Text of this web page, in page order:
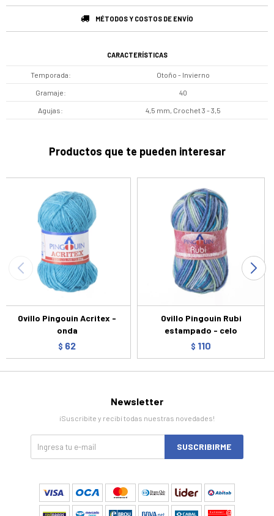
MÉTODOS Y COSTOS DE ENVÍO
CARACTERÍSTICAS
Temporada Otoño - Invierno
Gramaje 40
Agujas 4,5 mm, Crochet 3 - 3,5
Productos que te pueden interesar
Ovillo Pingouin Acritex -
onda
$ 62
Ovillo Pingouin Rubi
estampado - celo
$ 110
Newsletter
¡Suscribite y recibí todas nuestras novedades!
SUSCRIBIRME